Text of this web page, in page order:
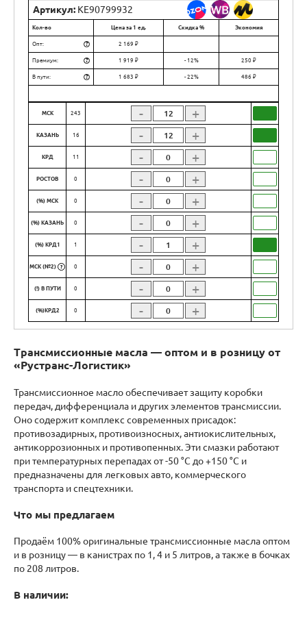
МСК 243 - +
КАЗАНЬ 16 - +
КРД 11 - +
РОСТОВ 0 - +
(%) МСК 0 - +
(%) КАЗАНЬ 0 - +
(%) КРД1 1 - +
МСК (№2) ? 0 - +
(!) В ПУТИ 0 - +
(%)КРД2 0 - +
Артикул: KE90799932
Кол-во Цена за 1 ед. Скидка % Экономия
Опт: ? 2 169 ₽
Премиум: ? 1 919 ₽ - 12% 250 ₽
В пути: ? 1 683 ₽ - 22% 486 ₽
Трансмиссионные масла — оптом и в розницу от
«Рустранс-Логистик»
Трансмиссионное масло обеспечивает защиту коробки
передач, дифференциала и других элементов трансмиссии.
Оно содержит комплекс современных присадок:
противозадирных, противоизносных, антиокислительных,
антикоррозионных и противопенных. Эти смазки работают
при температурных перепадах от -50 °C до +150 °C и
предназначены для легковых авто, коммерческого
транспорта и спецтехники.
Что мы предлагаем
Продаём 100% оригинальные трансмиссионные масла оптом
и в розницу — в канистрах по 1, 4 и 5 литров, а также в бочках
по 208 литров.
В наличии: